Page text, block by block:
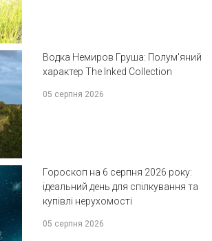
Водка Немиров Груша: Полум'яний
характер The Inked Collection
05 серпня 2026
Гороскоп на 6 серпня 2026 року:
ідеальний день для спілкування та
купівлі нерухомості
05 серпня 2026